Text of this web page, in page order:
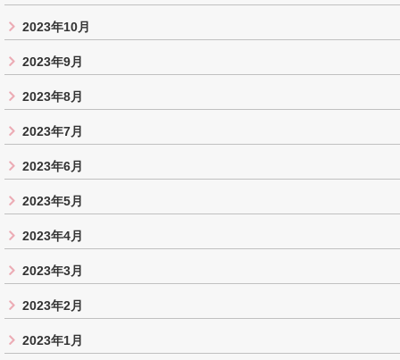
2023年10月
2023年9月
2023年8月
2023年7月
2023年6月
2023年5月
2023年4月
2023年3月
2023年2月
2023年1月